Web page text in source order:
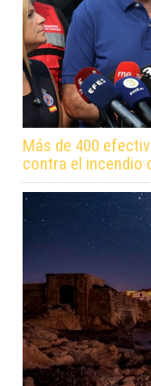
Más de 400
contra el incendio